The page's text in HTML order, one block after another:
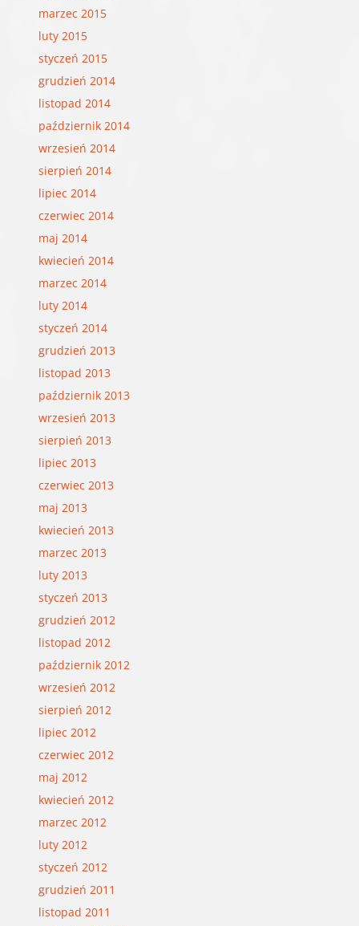
marzec 2015
luty 2015
styczeń 2015
grudzień 2014
listopad 2014
październik 2014
wrzesień 2014
sierpień 2014
lipiec 2014
czerwiec 2014
maj 2014
kwiecień 2014
marzec 2014
luty 2014
styczeń 2014
grudzień 2013
listopad 2013
październik 2013
wrzesień 2013
sierpień 2013
lipiec 2013
czerwiec 2013
maj 2013
kwiecień 2013
marzec 2013
luty 2013
styczeń 2013
grudzień 2012
listopad 2012
październik 2012
wrzesień 2012
sierpień 2012
lipiec 2012
czerwiec 2012
maj 2012
kwiecień 2012
marzec 2012
luty 2012
styczeń 2012
grudzień 2011
listopad 2011